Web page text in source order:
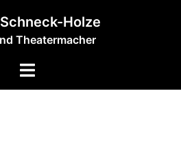
Holze
Theatermacher
Menü